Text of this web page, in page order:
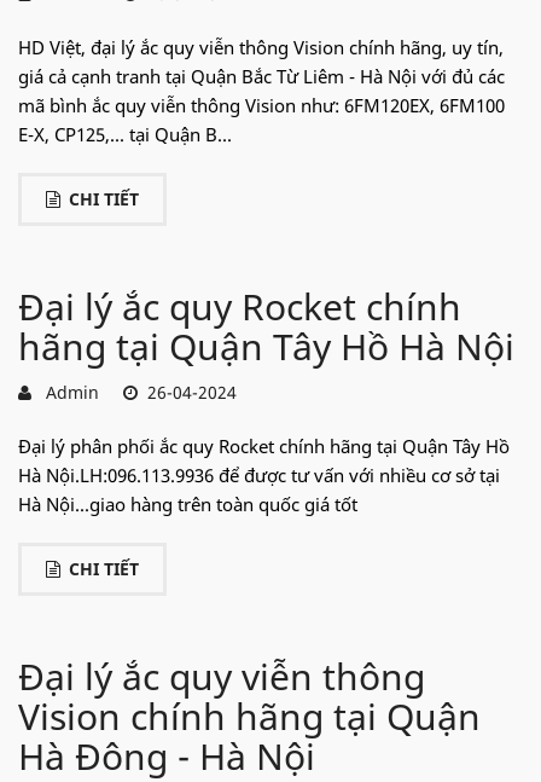
HD Việt, đại lý ắc quy viễn thông Vision chính hãng, uy tín,
giá cả cạnh tranh tại Quận Bắc Từ Liêm - Hà Nội với đủ các
mã bình ắc quy viễn thông Vision như: 6FM120EX, 6FM100
E-X, CP125,... tại Quận B...
CHI TIẾT
Đại lý ắc quy Rocket chính
hãng tại Quận Tây Hồ Hà Nội
Admin 26-04-2024
Đại lý phân phối ắc quy Rocket chính hãng tại Quận Tây Hồ
Hà Nội.LH:096.113.9936 để được tư vấn với nhiều cơ sở tại
Hà Nội...giao hàng trên toàn quốc giá tốt
CHI TIẾT
Đại lý ắc quy viễn thông
Vision chính hãng tại Quận
Hà Đông - Hà Nội